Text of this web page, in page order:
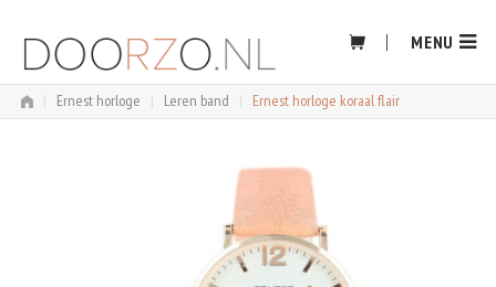
content
MENU
| Ernest horloge | Leren band | Ernest horloge koraal flair